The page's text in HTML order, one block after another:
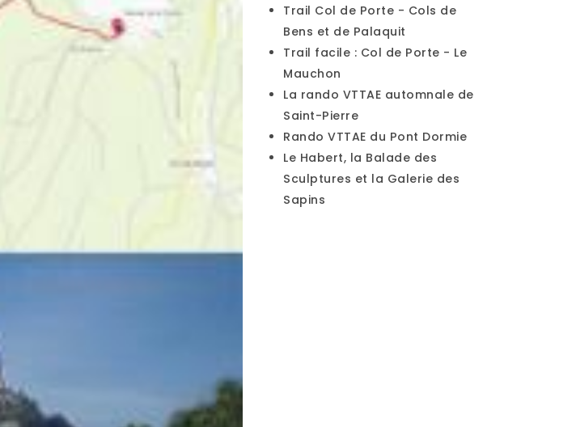
Trail Col de Porte - Cols de
Bens et de Palaquit
Trail facile : Col de Porte - Le
Mauchon
La rando VTTAE automnale de
Saint-Pierre
Rando VTTAE du Pont Dormie
Le Habert, la Balade des
Sculptures et la Galerie des
Sapins